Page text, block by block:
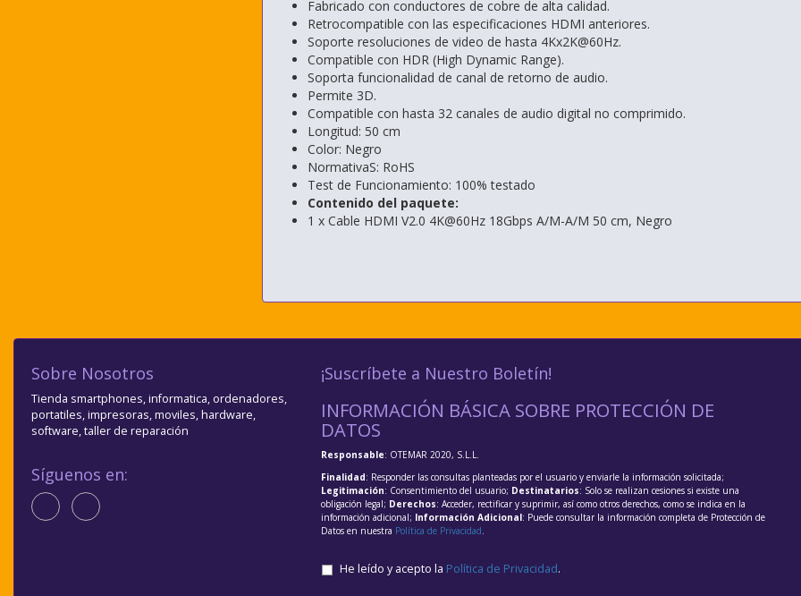
Fabricado con conductores de cobre de alta calidad.
Retrocompatible con las especificaciones HDMI anteriores.
Soporte resoluciones de video de hasta 4Kx2K@60Hz.
Compatible con HDR (High Dynamic Range).
Soporta funcionalidad de canal de retorno de audio.
Permite 3D.
Compatible con hasta 32 canales de audio digital no comprimido.
Longitud: 50 cm
Color: Negro
NormativaS: RoHS
Test de Funcionamiento: 100% testado
Contenido del paquete:
1 x Cable HDMI V2.0 4K@60Hz 18Gbps A/M-A/M 50 cm, Negro
Sobre Nosotros
Tienda smartphones, informatica, ordenadores,
portatiles, impresoras, moviles, hardware,
software, taller de reparación
Síguenos en:
¡Suscríbete a Nuestro Boletín!
INFORMACIÓN BÁSICA SOBRE PROTECCIÓN DE
DATOS
Responsable: OTEMAR 2020, S.L.L.
Finalidad: Responder las consultas planteadas por el usuario y enviarle la información solicitada;
Legitimación: Consentimiento del usuario; Destinatarios: Solo se realizan cesiones si existe una
obligación legal; Derechos: Acceder, rectificar y suprimir, así como otros derechos, como se indica en la
información adicional; Información Adicional: Puede consultar la información completa de Protección de
Datos en nuestra Política de Privacidad.
He leído y acepto la Política de Privacidad.